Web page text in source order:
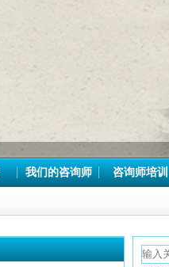
我们的咨询师 咨询师培训